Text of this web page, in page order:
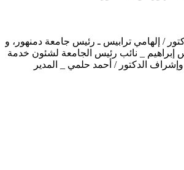
تحت رعاية الأستاذ الدكتور / إلهامي ترابيس ـ رئيس جامعة دمنهور، و
إبراهيم _ نائب رئيس الجامعة لشئون خدمة
وإشراف الدكتور / أحمد حلمي _ المدير